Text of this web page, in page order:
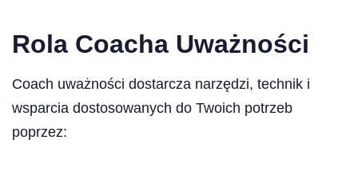
Rola Coacha Uważności
Coach uważności dostarcza narzędzi, technik i
wsparcia dostosowanych do Twoich potrzeb
poprzez: